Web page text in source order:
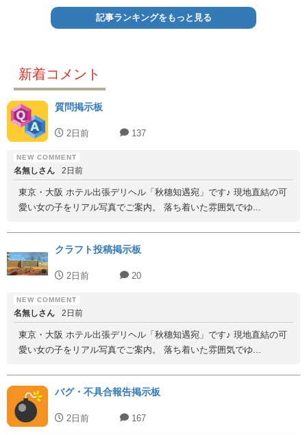
記事ランキングをもっと見る
新着コメント
質問掲示板
2日前 137
名無しさん 2日前
東京・大阪 ホテル出張デリヘル「秋穗知遇宛」です♪ 現地直結の可
愛い女の子をリアル写真でご案内。 落ち着いた雰囲気でゆ...
クラフト投稿掲示板
2日前 20
名無しさん 2日前
東京・大阪 ホテル出張デリヘル「秋穗知遇宛」です♪ 現地直結の可
愛い女の子をリアル写真でご案内。 落ち着いた雰囲気でゆ...
バグ・不具合報告掲示板
2日前 167